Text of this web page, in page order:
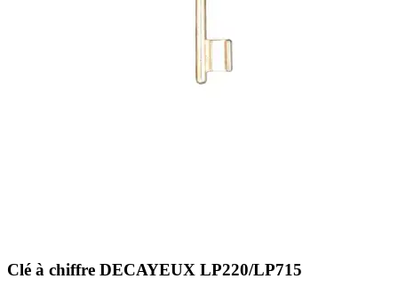
Clé à chiffre DECAYEUX LP220/LP715